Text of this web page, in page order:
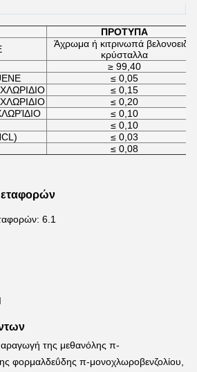
ΠΡΟΤΥΠΑ
Άχρωμα ή κιτρινωπά βελονοειδή
κρύσταλλα
≥ 99,40
≤ 0,05
≤ 0,15
≤ 0,20
≤ 0,10
≤ 0,10
≤ 0,03
≤ 0,08
6.1
της μεθανόλης π-
φορμαλδεΰδης π-μονοχλωροβενζολίου,